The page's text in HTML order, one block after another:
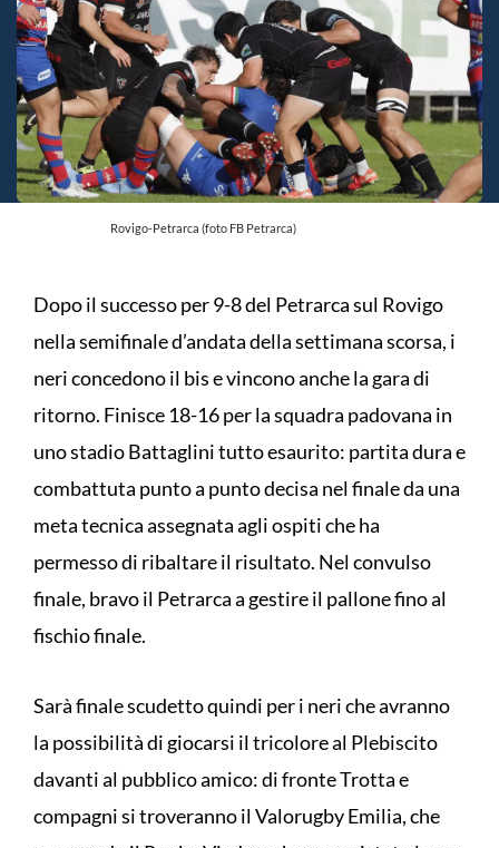
Rovigo-Petrarca (foto FB Petrarca)
Dopo il successo per 9-8 del Petrarca sul Rovigo
nella semifinale d’andata della settimana scorsa, i
neri concedono il bis e vincono anche la gara di
ritorno. Finisce 18-16 per la squadra padovana in
uno stadio Battaglini tutto esaurito: partita dura e
combattuta punto a punto decisa nel finale da una
meta tecnica assegnata agli ospiti che ha
permesso di ribaltare il risultato. Nel convulso
finale, bravo il Petrarca a gestire il pallone fino al
fischio finale.
Sarà finale scudetto quindi per i neri che avranno
la possibilità di giocarsi il tricolore al Plebiscito
davanti al pubblico amico: di fronte Trotta e
compagni si troveranno il Valorugby Emilia, che